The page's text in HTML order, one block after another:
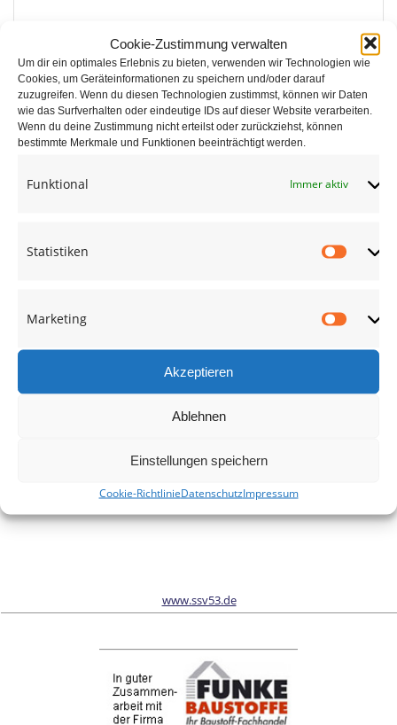
Cookie-Zustimmung verwalten
Um dir ein optimales Erlebnis zu bieten, verwenden wir Technologien wie
Cookies, um Geräteinformationen zu speichern und/oder darauf
zuzugreifen. Wenn du diesen Technologien zustimmst, können wir Daten
wie das Surfverhalten oder eindeutige IDs auf dieser Website verarbeiten.
Wenn du deine Zustimmung nicht erteilst oder zurückziehst, können
bestimmte Merkmale und Funktionen beeinträchtigt werden.
Funktional Immer aktiv
Statistiken
Marketing
Akzeptieren
Ablehnen
Einstellungen speichern
Cookie-RichtlinieDatenschutzImpressum
Name *
*
Website
diesem Browser für die nächste Kommentierung speichern.
Wir sind Sponsor vom Schönwalder Sportverein SSV53
www.ssv53.de